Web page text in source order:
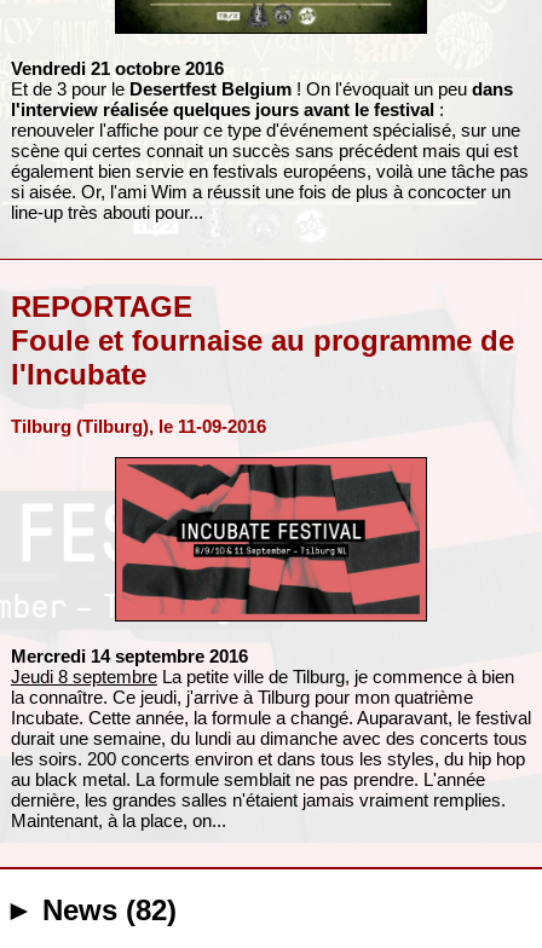
Vendredi 21 octobre 2016
Et de 3 pour le Desertfest Belgium! On l'évoquait un peu dans
l'interview réalisée quelques jours avant le festival :
renouveler l'affiche pour ce type d'événement spécialisé, sur une
scène qui certes connait un succès sans précédent mais qui est
également bien servie en festivals européens, voilà une tâche pas
si aisée. Or, l'ami Wim a réussit une fois de plus à concocter un
line-up très abouti pour...
REPORTAGE
Foule et fournaise au programme de
l'Incubate
Tilburg (Tilburg), le 11-09-2016
Mercredi 14 septembre 2016
Jeudi 8 septembreLa petite ville de Tilburg, je commence à bien
la connaître. Ce jeudi, j'arrive à Tilburg pour mon quatrième
Incubate. Cette année, la formule a changé. Auparavant, le festival
durait une semaine, du lundi au dimanche avec des concerts tous
les soirs. 200 concerts environ et dans tous les styles, du hip hop
au black metal. La formule semblait ne pas prendre. L'année
dernière, les grandes salles n'étaient jamais vraiment remplies.
Maintenant, à la place, on...
► News (82)